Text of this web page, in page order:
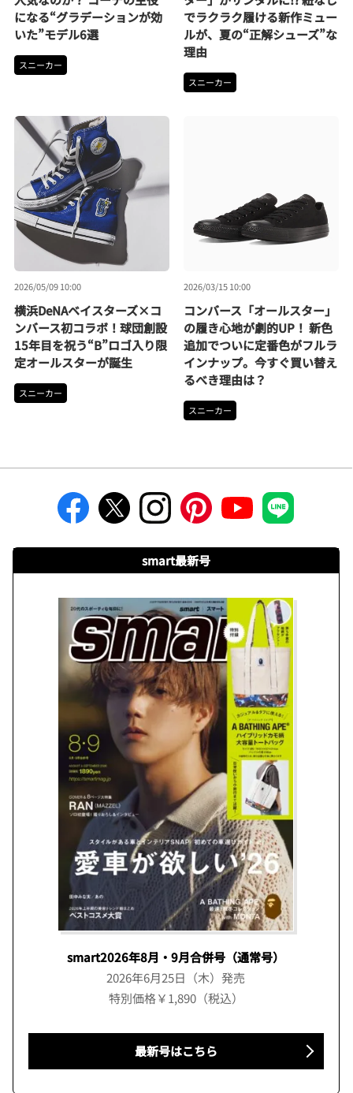
になる“グラデーションが効
いた”モデル6選
スニーカー
でラクラク履ける新作ミュー
ルが、夏の“正解シューズ”な
理由
スニーカー
2026/05/09 10:00
横浜DeNAベイスターズ×コ
ンバース初コラボ！球団創設
15年目を祝う“B”ロゴ入り限
定オールスターが誕生
スニーカー
2026/03/15 10:00
コンバース「オールスター」
の履き心地が劇的UP！ 新色
追加でついに定番色がフルラ
インナップ。今すぐ買い替え
るべき理由は？
スニーカー
smart最新号
smart2026年8月・9月合併号（通常号）
2026年6月25日（木）発売
特別価格￥1,890（税込）
最新号はこちら